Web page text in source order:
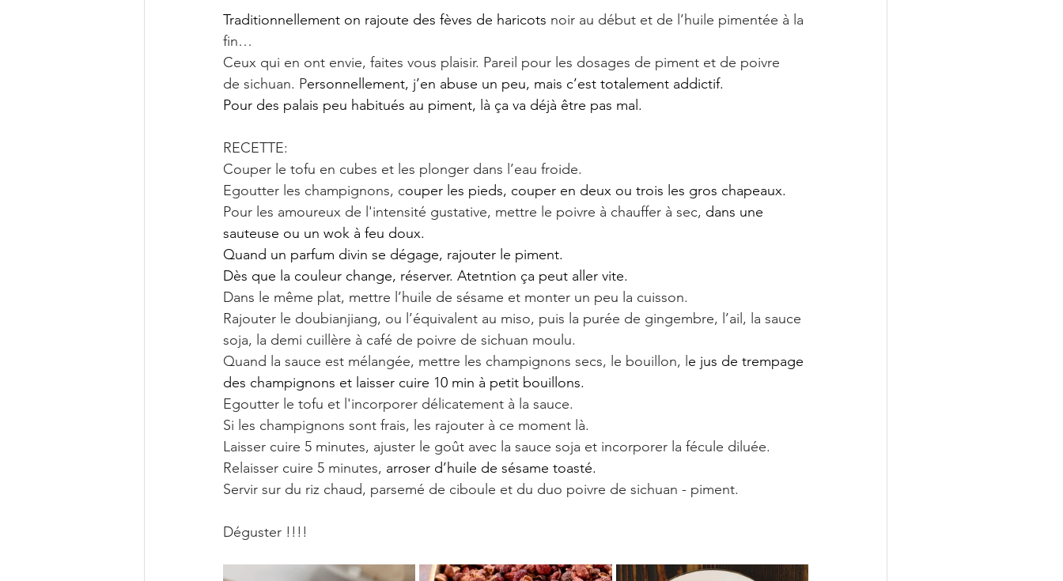
Traditionnellement on rajoute des fèves de haricots noir au début et de l’huile pimentée à la
fin…
Ceux qui en ont envie, faites vous plaisir. Pareil pour les dosages de piment et de poivre
de sichuan. Personnellement, j’en abuse un peu, mais c’est totalement addictif.
Pour des palais peu habitués au piment, là ça va déjà être pas mal.
RECETTE:
Couper le tofu en cubes et les plonger dans l’eau froide.
Egoutter les champignons, couper les pieds, couper en deux ou trois les gros chapeaux.
Pour les amoureux de l'intensité gustative, mettre le poivre à chauffer à sec, dans une
sauteuse ou un wok à feu doux.
Quand un parfum divin se dégage, rajouter le piment.
Dès que la couleur change, réserver. Atetntion ça peut aller vite.
Dans le même plat, mettre l’huile de sésame et monter un peu la cuisson.
Rajouter le doubianjiang, ou l’équivalent au miso, puis la purée de gingembre, l’ail, la sauce
soja, la demi cuillère à café de poivre de sichuan moulu.
Quand la sauce est mélangée, mettre les champignons secs, le bouillon, le jus de trempage
des champignons et laisser cuire 10 min à petit bouillons.
Egoutter le tofu et l'incorporer délicatement à la sauce.
Si les champignons sont frais, les rajouter à ce moment là.
Laisser cuire 5 minutes, ajuster le goût avec la sauce soja et incorporer la fécule diluée.
Relaisser cuire 5 minutes, arroser d’huile de sésame toasté.
Servir sur du riz chaud, parsemé de ciboule et du duo poivre de sichuan - piment.
Déguster !!!!